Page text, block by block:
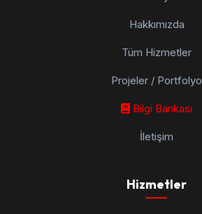
Hakkımızda
Tüm Hizmetler
Projeler / Portfolyo
Bilgi Bankası
İletişim
Hizmetler